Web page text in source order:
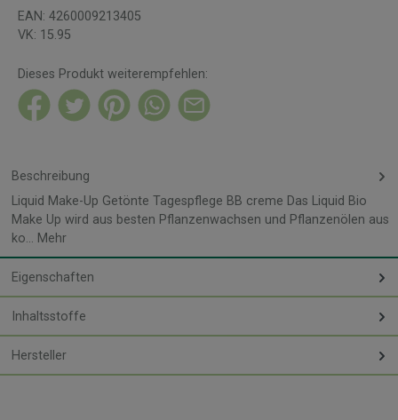
EAN: 4260009213405
VK: 15.95
Dieses Produkt weiterempfehlen:
Beschreibung
Liquid Make-Up Getönte Tagespflege BB creme Das Liquid Bio
Make Up wird aus besten Pflanzenwachsen und Pflanzenölen aus
ko… Mehr
Eigenschaften
Inhaltsstoffe
Hersteller